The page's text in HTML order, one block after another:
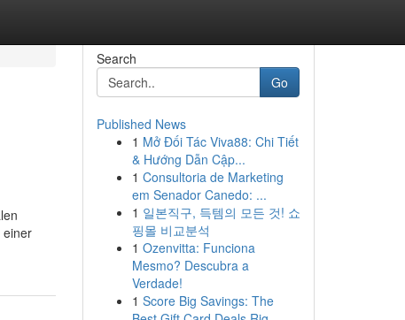
einer
Search
Go
Published News
1 Mở Đối Tác Viva88: Chi Tiết
& Hướng Dẫn Cập...
1 Consultoria de Marketing
em Senador Canedo: ...
1 일본직구, 득템의 모든 것! 쇼
핑몰 비교분석
1 Ozenvitta: Funciona
Mesmo? Descubra a
Verdade!
1 Score Big Savings: The